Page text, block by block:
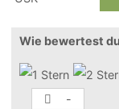
Wie bewertest
-